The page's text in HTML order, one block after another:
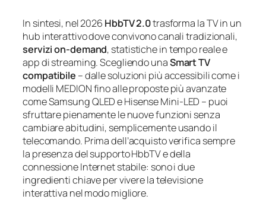
In sintesi, nel 2026 HbbTV 2.0trasforma la TV in un
hub interattivo dove convivono canali tradizionali,
servizi on‑demand, statistiche in tempo reale e
app di streaming. Scegliendo unaSmart TV
compatibile – dalle soluzioni più accessibili come i
modelli MEDION fino alle proposte più avanzate
come Samsung QLED e Hisense Mini‑LED – puoi
sfruttare pienamente le nuove funzioni senza
cambiare abitudini, semplicemente usando il
telecomando. Prima dell’acquisto verifica sempre
la presenza del supporto HbbTV e della
connessione Internet stabile: sono i due
ingredienti chiave per vivere la televisione
interattiva nel modo migliore.